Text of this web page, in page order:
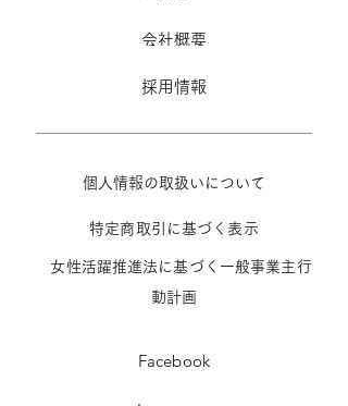
​会社概要
採用情報
個人情報の取扱いに ついて
特定商取引に基づ く 表示
女性活躍推進法に基づく一般事業主行
動計画
Facebook